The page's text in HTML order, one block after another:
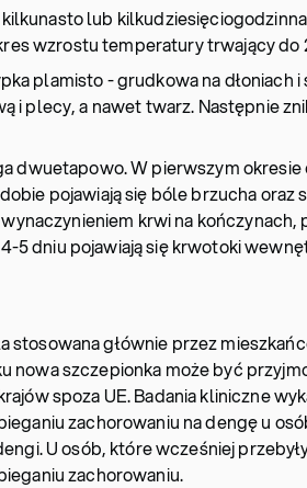
lub
wzrostu temperatury trwający do
plamisto - grudkowa na dłoniach i
i plecy, a nawet twarz. Następnie
dwuetapowo. W pierwszym
pojawiają się bóle brzucha oraz
krwi na kończynach,
5 dniu pojawiają się krwotoki
stosowana głównie przez
nowa szczepionka może być
spoza UE. Badania kliniczne
zachorowaniu na dengę u
U osób, które wcześniej
zachorowaniu.